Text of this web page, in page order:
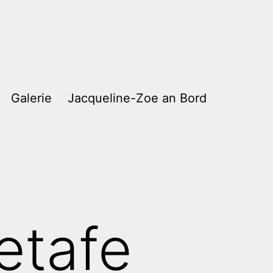
Galerie Jacqueline-Zoe an Bord